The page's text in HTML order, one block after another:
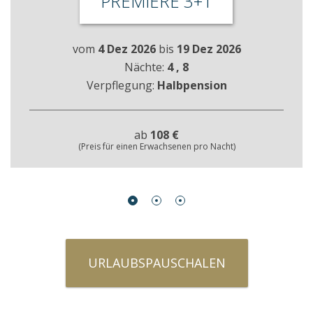
vom 4 Dez 2026bis 19 Dez 2026
Nächte: 4, 8
Verpflegung: Halbpension
ab 108 €
(Preis für einen Erwachsenen pro Nacht)
URLAUBSPAUSCHALEN